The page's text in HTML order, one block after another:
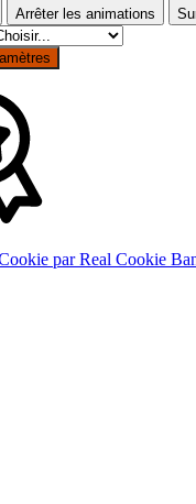
Arrêter les animations
par Real Cookie